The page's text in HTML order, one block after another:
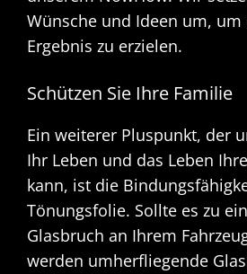
Wünsche und Ideen um,
Ergebnis zu erzielen.
Schützen Sie Ihre Familie
Ein weiterer Pluspunkt, der
Ihr Leben und das Leben
kann, ist die
Tönungsfolie. Sollte es zu
Glasbruch an Ihrem
werden umherfliegende